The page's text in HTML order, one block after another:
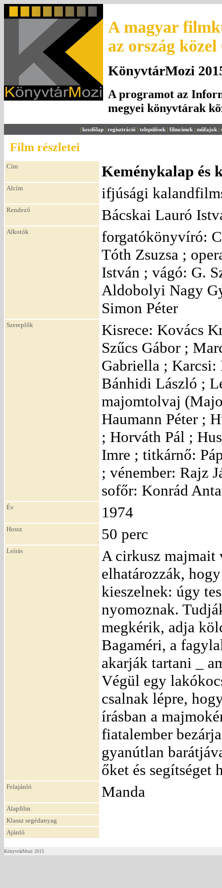
A magyar
az ország
KönyvtárMozi
A programot az
megyei könyvtárak
| kezdőlap | regisztráció | települések | filmcímek | műfajok |
Film részletei
Cím Keménykalap és
Alcím ifjúsági
Rendező Bácskai Lauró
Alkotók
forgatókönyvíró:
Tóth Zsuzsa ;
István ; vágó: G.
Aldobolyi Nagy
Simon Péter
Szereplők
Kisrece: Kovács
Szűcs Gábor ;
Gabriella ; Karcsi:
Bánhidi László ;
majomtolvaj
Haumann Péter ;
; Horváth Pál ;
Imre ; titkárnő:
; vénember: Rajz
sofőr: Konrád
Év 1974
Hossz 50 perc
Leírás
A cirkusz majmait
elhatározzák,
kieszelnek: úgy
nyomoznak.
megkérik, adja
Bagaméri, a
akarják tartani _
Végül egy
csalnak lépre,
írásban a
fiatalember
gyanútlan
őket és segítséget
Felajánló Manda
Alapfilm
Klassz segédanyag
Ajánló
KönyvtárMozi 2015